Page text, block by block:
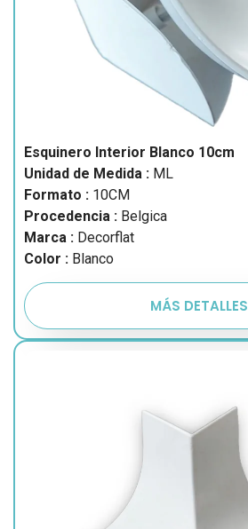
Esquinero Interior Blanco 10cm
Unidad de Medida : ML
Formato : 10CM
Procedencia : Belgica
Marca : Decorflat
Color : Blanco
MÁS DETALLES